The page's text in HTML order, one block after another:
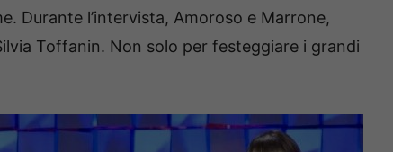
Durante l’intervista, Amoroso e Marrone,
Toffanin. Non solo per festeggiare i grandi